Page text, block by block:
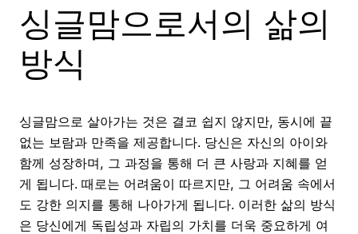
싱글맘으로서의 삶의
방식
싱글맘으로 살아가는 것은 결코 쉽지 않지만, 동시에 끝
없는 보람과 만족을 제공합니다. 당신은 자신의 아이와
함께 성장하며, 그 과정을 통해 더 큰 사랑과 지혜를 얻
게 됩니다. 때로는 어려움이 따르지만, 그 어려움 속에서
도 강한 의지를 통해 나아가게 됩니다. 이러한 삶의 방식
은 당신에게 독립성과 자립의 가치를 더욱 중요하게 여